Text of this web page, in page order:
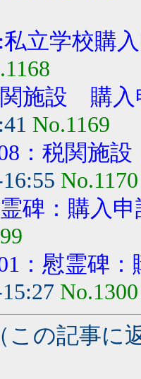
私立学校購
関施設 購入
No.1169
：税関施
No.1170
碑：購入申
：慰霊碑
No.1300
この記事に